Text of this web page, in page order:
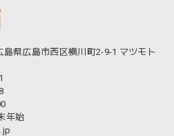
島県広島市西区横川町2-9-1 マツモト
年始